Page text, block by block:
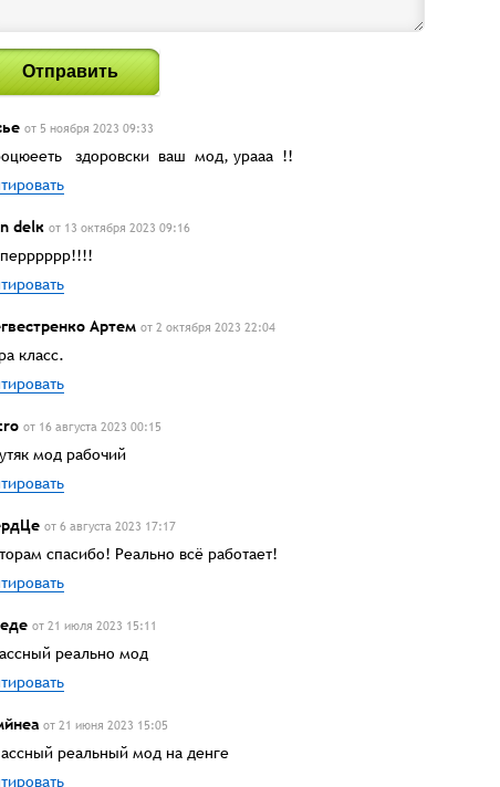
Отправить
от 5 ноября 2023 09:33
здоровски ваш мод, урааа !!
delк от 13 октября 2023 09:16
Артем от 2 октября 2023 22:04
класс.
от 16 августа 2023 00:15
мод рабочий
от 6 августа 2023 17:17
спасибо! Реально всё работает!
от 21 июля 2023 15:11
реально мод
от 21 июня 2023 15:05
реальный мод на денге